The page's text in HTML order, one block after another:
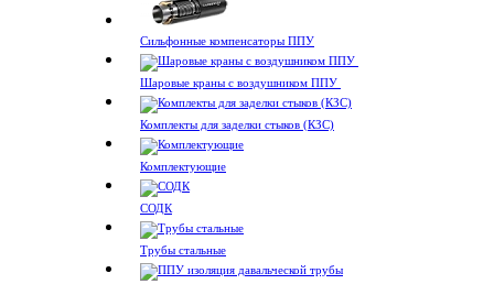
Сильфонные компенсаторы ППУ
Шаровые краны с воздушником ППУ
Комплекты для заделки стыков (КЗС)
Комплектующие
СОДК
Трубы стальные